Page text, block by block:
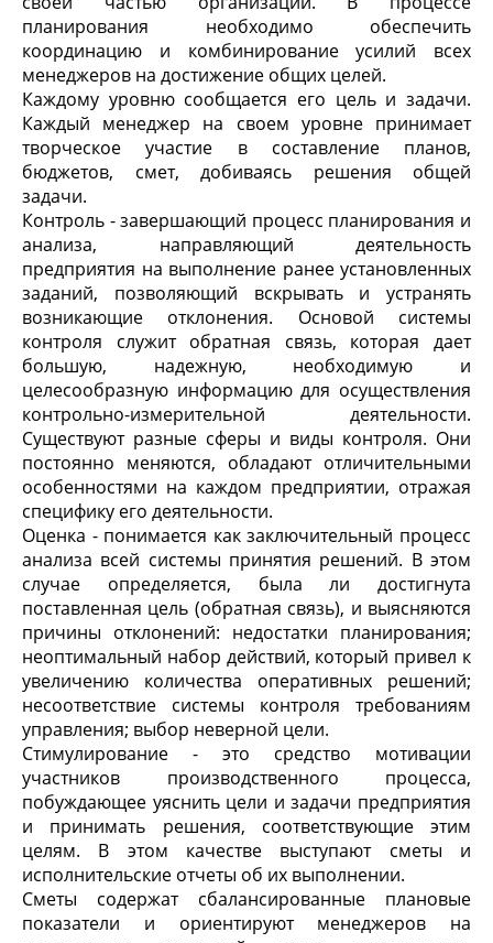
планирования необходимо обеспечить
координацию и комбинирование усилий всех
менеджеров на достижение общих целей.
Каждому уровню сообщается его цель и задачи.
Каждый менеджер на своем уровне принимает
творческое участие в составление планов,
бюджетов, смет, добиваясь решения общей
задачи.
Контроль - завершающий процесс планирования и
анализа, направляющий деятельность
предприятия на выполнение ранее установленных
заданий, позволяющий вскрывать и устранять
возникающие отклонения. Основой системы
контроля служит обратная связь, которая дает
большую, надежную, необходимую и
целесообразную информацию для осуществления
контрольно-измерительной деятельности.
Существуют разные сферы и виды контроля. Они
постоянно меняются, обладают отличительными
особенностями на каждом предприятии, отражая
специфику его деятельности.
Оценка - понимается как заключительный процесс
анализа всей системы принятия решений. В этом
случае определяется, была ли достигнута
поставленная цель (обратная связь), и выясняются
причины отклонений: недостатки планирования;
неоптимальный набор действий, который привел к
увеличению количества оперативных решений;
несоответствие системы контроля требованиям
управления; выбор неверной цели.
Стимулирование - это средство мотивации
участников производственного процесса,
побуждающее уяснить цели и задачи предприятия
и принимать решения, соответствующие этим
целям. В этом качестве выступают сметы и
исполнительские отчеты об их выполнении.
Сметы содержат сбалансированные плановые
показатели и ориентируют менеджеров на